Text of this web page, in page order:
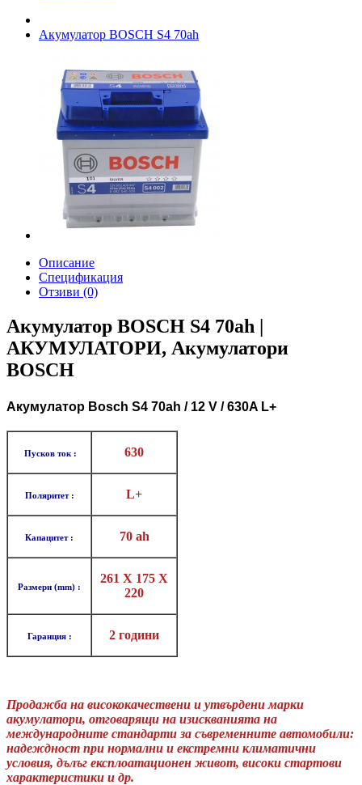
Акумулатор BOSCH S4 70ah
Описание
Спецификация
Отзиви (0)
Акумулатор BOSCH S4 70ah |
АКУМУЛАТОРИ, Акумулатори
BOSCH
Aкумулатор Bosch S4 70ah / 12 V / 630A L+
Пусков ток : 630
Поляритет : L+
Капацитет : 70 ah
Размери (mm) :
261 X 175 X
220
Гаранция : 2 години
Продажба на висококачествени и утвърдени марки
акумулатори, отговарящи на изискванията на
международните стандарти за съвременните автомобили:
надеждност при нормални и екстремни климатични
условия, дълъг експлоатационен живот, високи стартови
характеристики и др.